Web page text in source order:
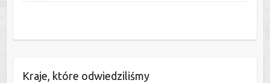
Kraje, które odwiedziliśmy